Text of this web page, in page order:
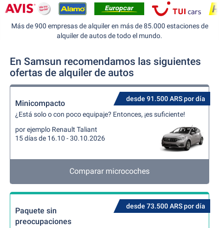
Más de 900 empresas de alquiler en más de 85.000 estaciones de
alquiler de autos de todo el mundo.
En Samsun recomendamos las siguientes
ofertas de alquiler de autos
desde 91.500 ARS por día
Minicompacto
¿Está solo o con poco equipaje? Entonces, ¡es suficiente!
por ejemplo Renault Taliant
15 días de 16.10 - 30.10.2026
Comparar microcoches
desde 73.500 ARS por día
Paquete sin
preocupaciones